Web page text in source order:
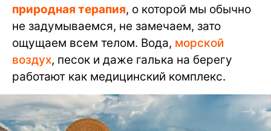
природная терапия, о которой мы обычно
не задумываемся, не замечаем, зато
ощущаем всем телом. Вода, морской
воздух, песок и даже галька на берегу
работают как медицинский комплекс.